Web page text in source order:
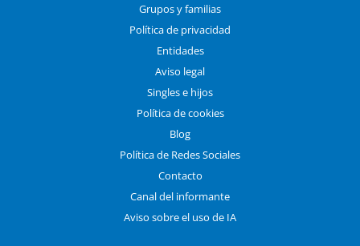
Grupos y familias
Política de privacidad
Entidades
Aviso legal
Singles e hijos
Política de cookies
Blog
Política de Redes Sociales
Contacto
Canal del informante
Aviso sobre el uso de IA